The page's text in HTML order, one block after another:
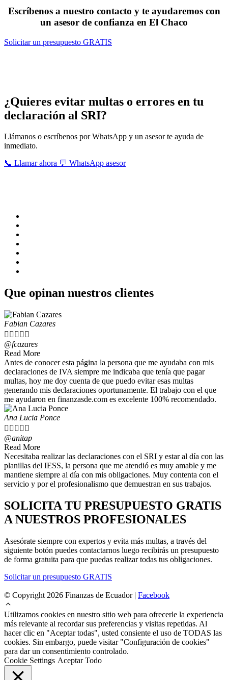
Escríbenos a nuestro contacto y te ayudaremos con
un asesor de confianza en El Chaco
Solicitar un presupuesto GRATIS
¿Quieres evitar multas o errores en tu
declaración al SRI?
Llámanos o escríbenos por WhatsApp y un asesor te ayuda de
inmediato.
📞 Llamar ahora 💬 WhatsApp asesor
Que opinan nuestros clientes
Fabian Cazares
    
@fcazares
Read More
Antes de conocer esta página la persona que me ayudaba con mis
declaraciones de IVA siempre me indicaba que tenía que pagar
multas, hoy me doy cuenta de que puedo evitar esas multas
generando mis declaraciones oportunamente. El trabajo con el que
me ayudaron en finanzasde.com es excelente 100% recomendado.
Ana Lucia Ponce
    
@anitap
Read More
Necesitaba realizar las declaraciones con el SRI y estar al día con las
planillas del IESS, la persona que me atendió es muy amable y me
mantiene siempre al día con mis obligaciones. Muy contenta con el
servicio y por el profesionalismo que demuestran en sus trabajos.
SOLICITA TU PRESUPUESTO GRATIS
A NUESTROS PROFESIONALES
Asesórate siempre con expertos y evita más multas, a través del
siguiente botón puedes contactarnos luego recibirás un presupuesto
de forma gratuita para que puedas realizar todas tus obligaciones.
Solicitar un presupuesto GRATIS
© Copyright 2026 Finanzas de Ecuador | Facebook
Utilizamos cookies en nuestro sitio web para ofrecerle la experiencia
más relevante al recordar sus preferencias y visitas repetidas. Al
hacer clic en "Aceptar todas", usted consiente el uso de TODAS las
cookies. Sin embargo, puede visitar "Configuración de cookies"
para dar un consentimiento controlado.
Cookie Settings Aceptar Todo